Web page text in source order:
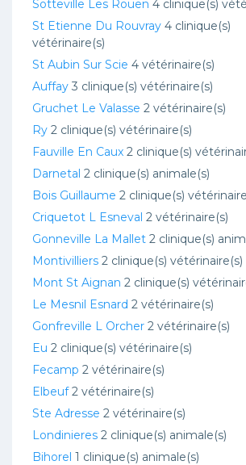
Sotteville Les Rouen 4 clinique(s)
St Etienne Du Rouvray 4 clinique(s)
vétérinaire(s)
St Aubin Sur Scie 4 vétérinaire(s)
Auffay 3 clinique(s) vétérinaire(s)
Gruchet Le Valasse 2 vétérinaire(s)
Ry 2 clinique(s) vétérinaire(s)
Fauville En Caux 2 clinique(s)
Darnetal 2 clinique(s) animale(s)
Bois Guillaume 2 clinique(s)
Criquetot L Esneval 2 vétérinaire(s)
Gonneville La Mallet 2 clinique(s)
Montivilliers 2 clinique(s) vétérinaire(s)
Mont St Aignan 2 clinique(s)
Le Mesnil Esnard 2 vétérinaire(s)
Gonfreville L Orcher 2 vétérinaire(s)
Eu 2 clinique(s) vétérinaire(s)
Fecamp 2 vétérinaire(s)
Elbeuf2 vétérinaire(s)
Ste Adresse 2 vétérinaire(s)
Londinieres 2 clinique(s) animale(s)
Bihorel 1 clinique(s) animale(s)